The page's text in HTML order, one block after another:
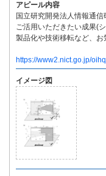
アピール内容
国立研究開発法人情報通
ご活用いただきたい成果(
製品化や技術移転など、お
https://www2.nict.go.jp/
イメージ図